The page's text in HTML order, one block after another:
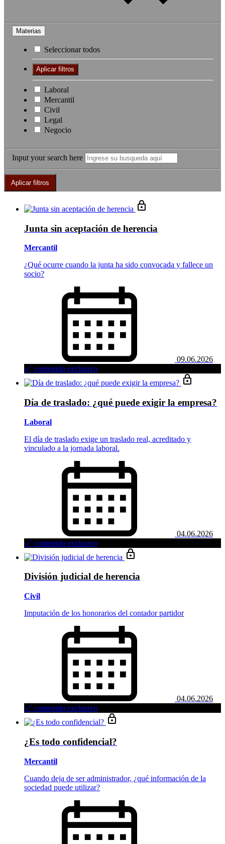
Materias
Seleccionar todos
Laboral
Mercantil
Civil
Legal
Negocio
Input your search here
Junta sin aceptación de herencia
Mercantil
¿Qué ocurre cuando la junta ha sido convocada y fallece un
socio?
09.06.2026
contenido exclusivo
Día de traslado: ¿qué puede exigir la empresa?
Laboral
El día de traslado exige un traslado real, acreditado y
vinculado a la jornada laboral.
04.06.2026
contenido exclusivo
División judicial de herencia
Civil
Imputación de los honorarios del contador partidor
04.06.2026
contenido exclusivo
¿Es todo confidencial?
Mercantil
Cuando deja de ser administrador, ¿qué información de la
sociedad puede utilizar?